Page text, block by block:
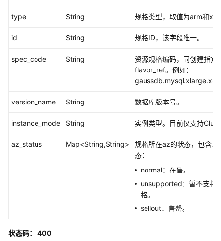
查
库
格
实
type String 规格类型，取值为arm和
id String 规格ID，该字段唯一。
spec_code String
资源规格编码，同创建指定
flavor_ref。例如：
version_name String 数据库版本号。
instance_mode String 实例类型。目前仅支持
az_status Map<String,String>
规格所在az的状态，包含以
态：
normal：在售。
unsupported：暂不支持
格。
sellout：售罄。
状态码： 400